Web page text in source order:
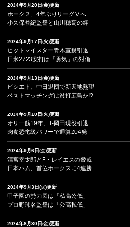
2024年9月20日(金)更新
ホークス、4年ぶりリーグⅤへ
小久保裕紀監督と山川穂高の絆
2024年9月17日(火)更新
ヒットマイスター青木宣親引退
日米2723安打は「勇気」の対価
2024年9月13日(金)更新
ビシエド、中日退団で新天地熱望
ベストマッチングは貧打広島か!?
2024年9月10日(火)更新
オリ一筋19年、T-岡田現役引退
肉食恐竜級パワーで通算204発
2024年9月6日(金)更新
清宮幸太郎とF・レイエスの脅威
日本ハム、首位ホークスに4連勝
2024年9月3日(火)更新
甲子園の勢力図は「私高公低」
プロ野球名監督は「公高私低」
2024年8月30日(金)更新